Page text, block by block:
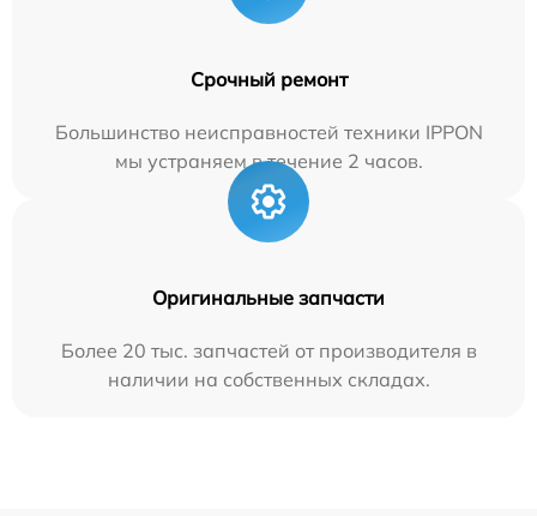
Срочный ремонт
Большинство неисправностей техники IPPON
мы устраняем в течение 2 часов.
Оригинальные запчасти
Более 20 тыс. запчастей от производителя в
наличии на собственных складах.